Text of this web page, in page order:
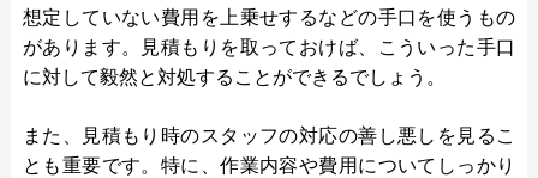
想定していない費用を上乗せするなどの手口を使うもの
があります。見積もりを取っておけば、こういった手口
に対して毅然と対処することができるでしょう。
また、見積もり時のスタッフの対応の善し悪しを見るこ
とも重要です。特に、作業内容や費用についてしっかり